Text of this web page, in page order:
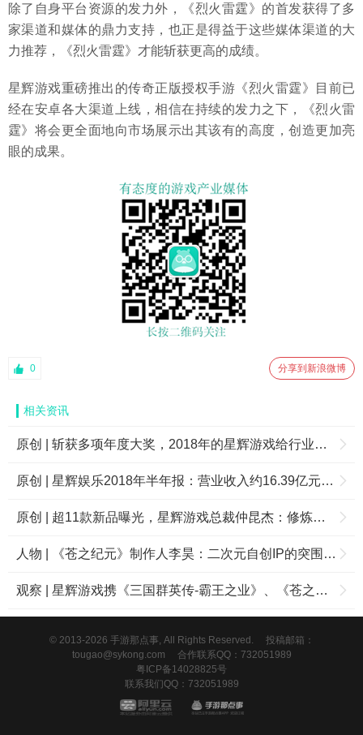
除了自身平台资源的发力外，《烈火雷霆》的首发获得了多
家渠道和媒体的鼎力支持，也正是得益于这些媒体渠道的大
力推荐，《烈火雷霆》才能斩获更高的成绩。
星辉游戏重磅推出的传奇正版授权手游《烈火雷霆》目前已
经在安卓各大渠道上线，相信在持续的发力之下，《烈火雷
霆》将会更全面地向市场展示出其该有的高度，创造更加亮
眼的成果。
0 分享到新浪微博
相关资讯
原创 | 斩获多项年度大奖，2018年的星辉游戏给行业带来了多少惊喜？
原创 | 星辉娱乐2018年半年报：营业收入约16.39亿元，海外游戏收入增长298.23%
原创 | 超11款新品曝光，星辉游戏总裁仲昆杰：修炼内功，才能不惧竞争
人物 | 《苍之纪元》制作人李昊：二次元自创IP的突围之路
观察 | 星辉游戏携《三国群英传-霸王之业》、《苍之纪元》角逐2017CGDA
© 2013-2026 手游那点事, All Rights Reserved.
投稿邮箱：
tougao@sykong.com 合作联系QQ：732051989
粤ICP备14028825号
联系我们QQ：732051989